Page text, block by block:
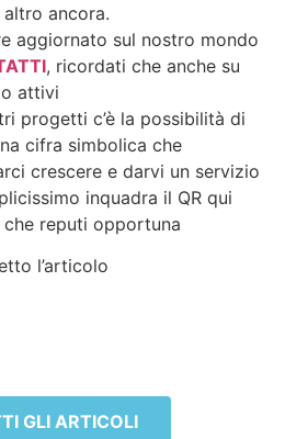
altro ancora.
aggiornato sul nostro mondo
, ricordati che anche su
attivi
progetti c’è la possibilità di
cifra simbolica che
crescere e darvi un servizio
inquadra il QR qui
reputi opportuna
l’articolo
GLI ARTICOLI